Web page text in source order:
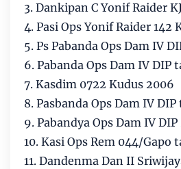
3. Dankipan C Yonif Raider
4. Pasi Ops Yonif Raider 142
5. Ps Pabanda Ops Dam IV
6. Pabanda Ops Dam IV DIP
7. Kasdim 0722 Kudus 2006
8. Pasbanda Ops Dam IV
9. Pabandya Ops Dam IV DIP
10. Kasi Ops Rem 044/Gapo
11. Dandenma Dan II